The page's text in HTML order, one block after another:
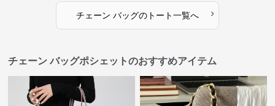
チェーン バッグのトート一覧へ ›
チェーン バッグポシェットのおすすめアイテム